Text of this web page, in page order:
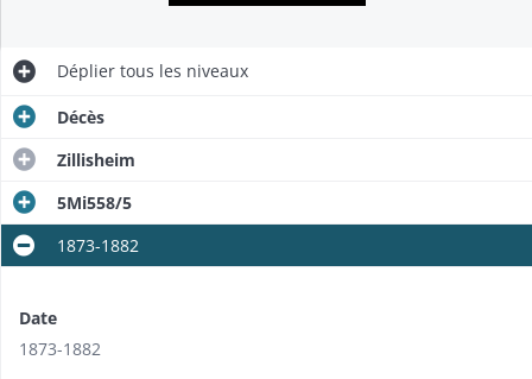
Déplier tous les niveaux
Décès
Zillisheim
5Mi558/5
1873-1882
Date
1873-1882